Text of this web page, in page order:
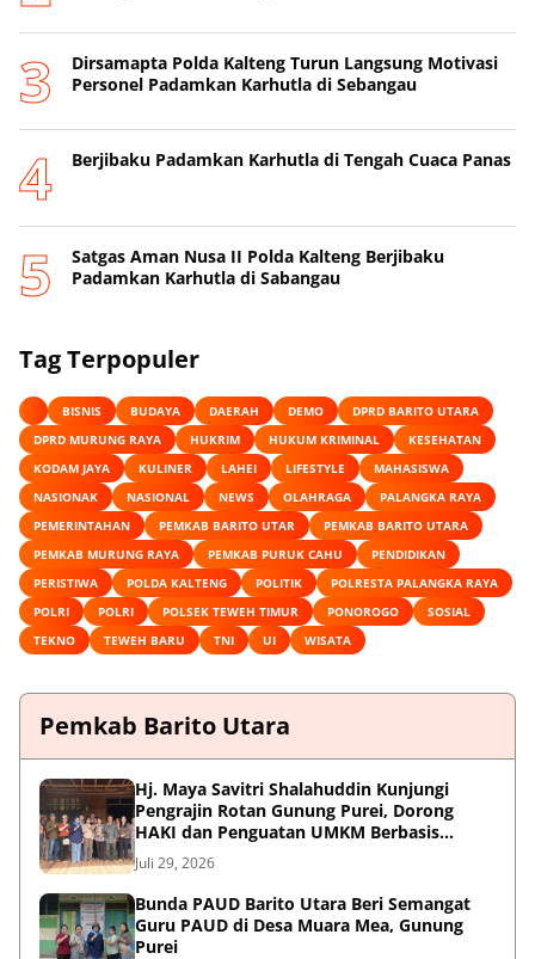
Dirsamapta Polda Kalteng Turun Langsung Motivasi
Personel Padamkan Karhutla di Sebangau
Berjibaku Padamkan Karhutla di Tengah Cuaca Panas
Satgas Aman Nusa II Polda Kalteng Berjibaku
Padamkan Karhutla di Sabangau
Tag Terpopuler
BISNIS BUDAYA DAERAH DEMO
DPRD BARITO UTARA
DPRD MURUNG RAYA
HUKRIM HUKUM KRIMINAL
KESEHATAN
KODAM JAYA
KULINER LAHEI LIFESTYLE
MAHASISWA
NASIONAK
NASIONAL NEWS OLAHRAGA
PALANGKA RAYA
PEMERINTAHAN
PEMKAB BARITO UTAR
PEMKAB BARITO UTARA
PEMKAB MURUNG RAYA
PEMKAB PURUK CAHU
PENDIDIKAN
PERISTIWA
POLDA KALTENG POLITIK
POLRESTA PALANGKA RAYA
POLRI
POLRI POLSEK TEWEH TIMUR PONOROGO
SOSIAL
TEKNO
TEWEH BARU TNI UI WISATA
Pemkab Barito Utara
Hj. Maya Savitri Shalahuddin Kunjungi
Pengrajin Rotan Gunung Purei, Dorong
HAKI dan Penguatan UMKM Berbasis
Kearifan Lokal
Juli 29, 2026
Bunda PAUD Barito Utara Beri Semangat
Guru PAUD di Desa Muara Mea, Gunung
Purei